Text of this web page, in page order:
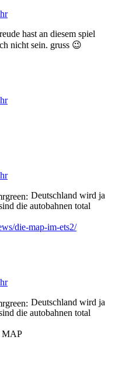
hast an diesem spiel
nicht sein. gruss 😉
Deutschland wird ja
die autobahnen total
die-map-im-ets2/
Deutschland wird ja
die autobahnen total
MAP